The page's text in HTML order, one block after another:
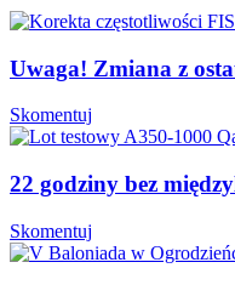
Uwaga! Zmiana z
Skomentuj
22 godziny bez
Skomentuj